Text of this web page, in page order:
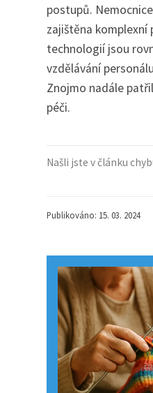
postupů.
zajištěna komplexní
technologií jsou
vzdělávání
Znojmo nadále
péči.
Našli jste v článku
Publikováno: 15. 03. 2024